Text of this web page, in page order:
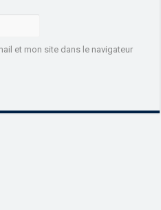
et mon site dans le navigateur